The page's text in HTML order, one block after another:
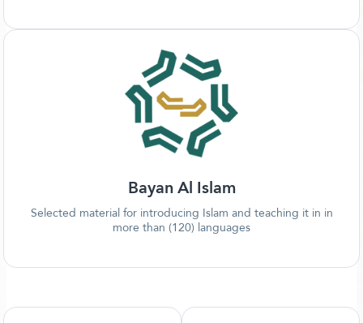
Bayan Al Islam
Selected material for introducing Islam and teaching it in in
more than (120) languages